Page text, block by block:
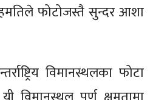
फोटोजस्तै सुन्दर आशा
विमानस्थलका फोटा